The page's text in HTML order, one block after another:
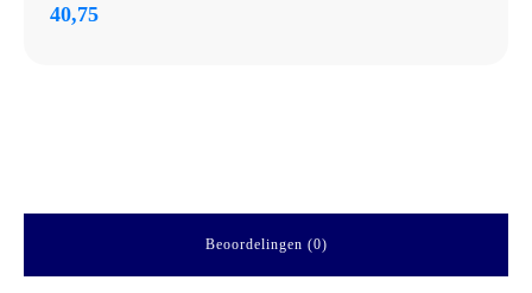
40,75
Beoordelingen (0)